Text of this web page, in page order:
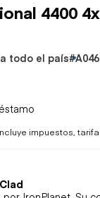
4400
todo el país
impuestos,